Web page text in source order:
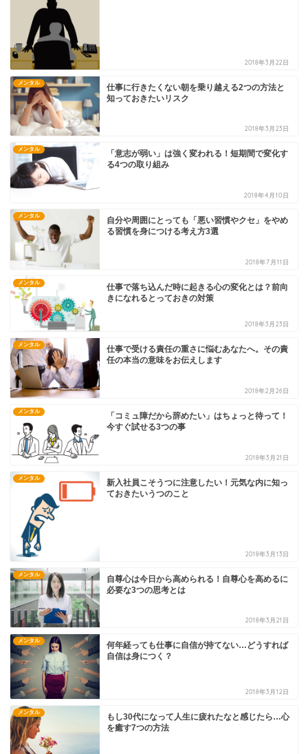
2018年3月22日
メンタル
仕事に行きたくない朝を乗り越える2つの方法と
知っておきたいリスク
2018年3月23日
メンタル
「意志が弱い」は強く変われる！短期間で変化す
る4つの取り組み
2018年4月10日
メンタル
自分や周囲にとっても「悪い習慣やクセ」をやめ
る習慣を身につける考え方3選
2018年7月11日
メンタル
仕事で落ち込んだ時に起きる心の変化とは？前向
きになれるとっておきの対策
2018年3月23日
メンタル
仕事で受ける責任の重さに悩むあなたへ。その責
任の本当の意味をお伝えします
2018年2月26日
メンタル
「コミュ障だから辞めたい」はちょっと待って！
今すぐ試せる3つの事
2018年3月21日
メンタル
新入社員こそうつに注意したい！元気な内に知っ
ておきたいうつのこと
2018年3月13日
メンタル
自尊心は今日から高められる！自尊心を高めるに
必要な3つの思考とは
2018年3月21日
メンタル
何年経っても仕事に自信が持てない…どうすれば
自信は身につく？
2018年3月12日
メンタル
もし30代になって人生に疲れたなと感じたら…心
を癒す7つの方法